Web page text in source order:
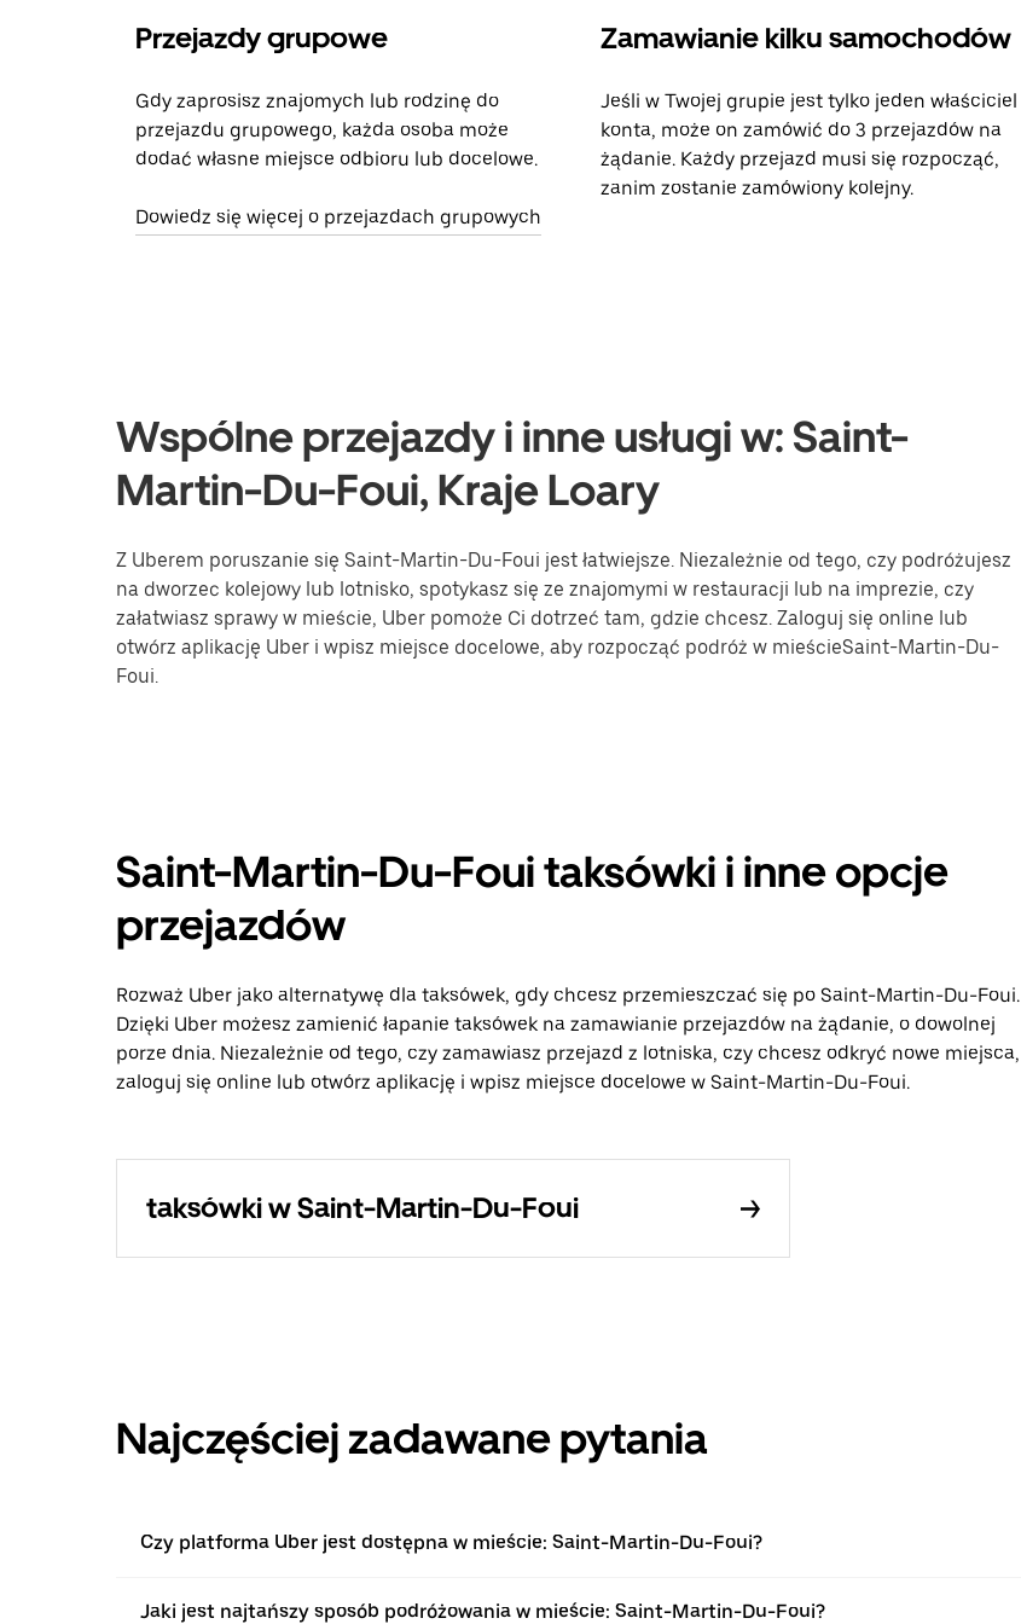
Przejazdy grupowe
Gdy zaprosisz znajomych lub rodzinę do
przejazdu grupowego, każda osoba może
dodać własne miejsce odbioru lub docelowe.
Dowiedz się więcej o przejazdach grupowych
Zamawianie kilku samochodów
Jeśli w Twojej grupie jest tylko jeden właściciel
konta, może on zamówić do 3 przejazdów na
żądanie. Każdy przejazd musi się rozpocząć,
zanim zostanie zamówiony kolejny.
Wspólne przejazdy i inne usługi w: Saint-
Martin-Du-Foui, Kraje Loary
Z Uberem poruszanie się Saint-Martin-Du-Foui jest łatwiejsze. Niezależnie od tego, czy podróżujesz
na dworzec kolejowy lub lotnisko, spotykasz się ze znajomymi w restauracji lub na imprezie, czy
załatwiasz sprawy w mieście, Uber pomoże Ci dotrzeć tam, gdzie chcesz. Zaloguj się online lub
otwórz aplikację Uber i wpisz miejsce docelowe, aby rozpocząć podróż w mieścieSaint-Martin-Du-
Foui.
Saint-Martin-Du-Foui taksówki i inne opcje
przejazdów
Rozważ Uber jako alternatywę dla taksówek, gdy chcesz przemieszczać się po Saint-Martin-Du-Foui.
Dzięki Uber możesz zamienić łapanie taksówek na zamawianie przejazdów na żądanie, o dowolnej
porze dnia. Niezależnie od tego, czy zamawiasz przejazd z lotniska, czy chcesz odkryć nowe miejsca,
zaloguj się online lub otwórz aplikację i wpisz miejsce docelowe w Saint-Martin-Du-Foui.
taksówki w Saint-Martin-Du-Foui
Najczęściej zadawane pytania
Czy platforma Uber jest dostępna w mieście: Saint-Martin-Du-Foui?
Jaki jest najtańszy sposób podróżowania w mieście: Saint-Martin-Du-Foui?